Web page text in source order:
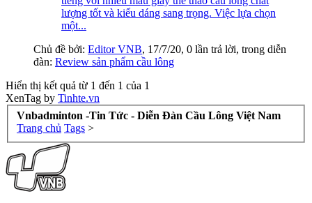
lượng tốt và kiểu dáng sang trọng. Việc lựa chọn
một...
Chủ đề bởi: Editor VNB, 17/7/20, 0 lần trả lời, trong diễn
đàn: Review sản phẩm cầu lông
Hiển thị kết quả từ 1 đến 1 của 1
XenTag by Tinhte.vn
Vnbadminton -Tin Tức - Diễn Đàn Cầu Lông Việt Nam
Trang chủ Tags >